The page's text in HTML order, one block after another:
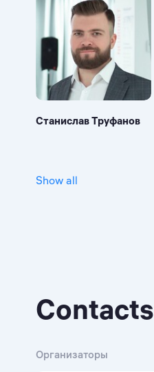
Станислав Труфанов
Show all
Contacts
Организаторы